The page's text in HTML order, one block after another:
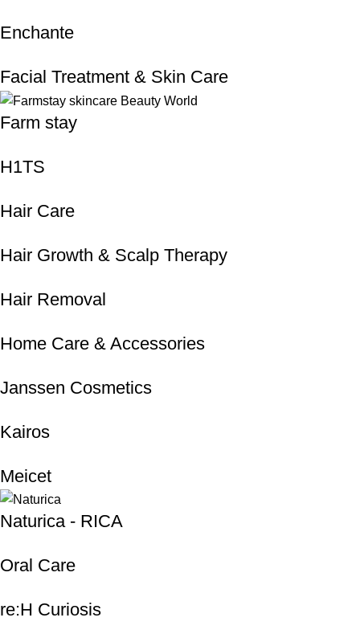
Enchante
Facial Treatment & Skin Care
Farm stay
H1TS
Hair Care
Hair Growth & Scalp Therapy
Hair Removal
Home Care & Accessories
Janssen Cosmetics
Kairos
Meicet
Naturica - RICA
Oral Care
re:H Curiosis